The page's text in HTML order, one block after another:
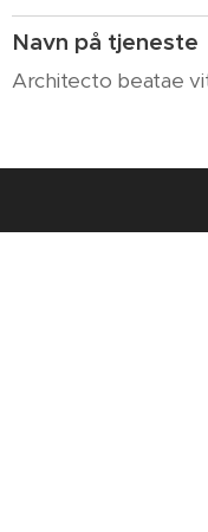
Navn på tjeneste
Architecto beatae
ANDRE